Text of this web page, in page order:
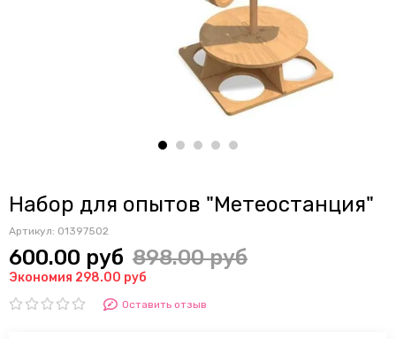
Набор для опытов "Метеостанция"
Артикул: 01397502
600.00 руб 898.00 руб
Экономия 298.00 руб
Оставить отзыв